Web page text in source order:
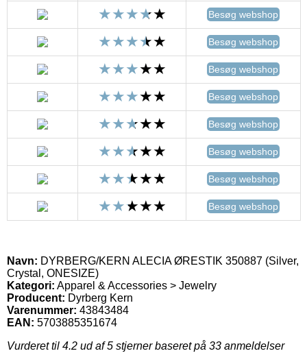
Besøg webshop
Besøg webshop
Besøg webshop
Besøg webshop
Besøg webshop
Besøg webshop
Besøg webshop
Besøg webshop
Navn: DYRBERG/KERN ALECIA ØRESTIK 350887 (Silver,
Crystal, ONESIZE)
Kategori: Apparel & Accessories > Jewelry
Producent: Dyrberg Kern
Varenummer: 43843484
EAN: 5703885351674
Vurderet til 4.2 ud af 5 stjerner baseret på 33 anmeldelser